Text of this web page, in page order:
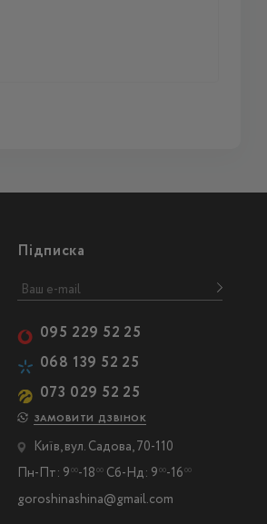
Підписка
095 229 52 25
068 139 52 25
073 029 52 25
ЗАМОВИТИ ДЗВІНОК
Київ, вул. Садова, 70-110
Пн-Пт: 9 00-18 00Сб-Нд: 9 00-16 00
goroshinashina@gmail.com